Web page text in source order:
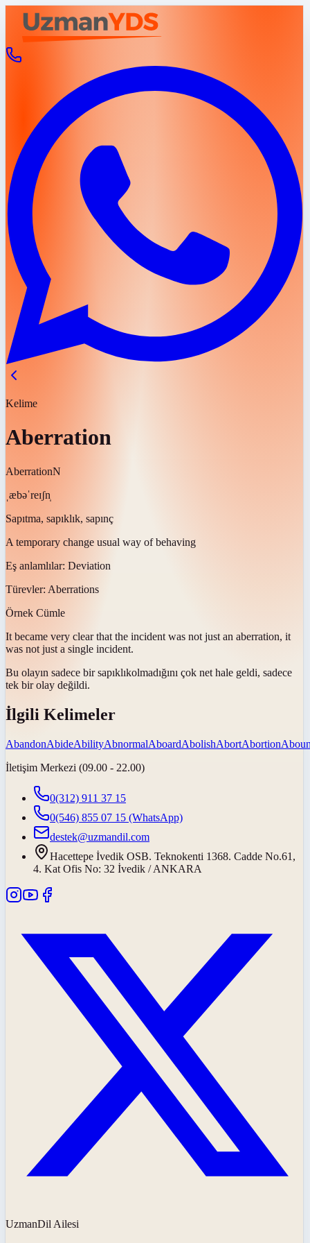
Kelime
Aberration
AberrationN
ˌæbəˈreɪʃn̩
Sapıtma, sapıklık, sapınç
A temporary change usual way of behaving
Eş anlamlılar: Deviation
Türevler: Aberrations
Örnek Cümle
It became very clear that the incident was not just an aberration, it
was not just a single incident.
Bu olayın sadece bir sapıklıkolmadığını çok net hale geldi, sadece
tek bir olay değildi.
İlgili Kelimeler
AbandonAbideAbilityAbnormalAboardAbolishAbortAbortion
İletişim Merkezi (09.00 - 22.00)
0(312) 911 37 15
0(546) 855 07 15 (WhatsApp)
destek@uzmandil.com
Hacettepe İvedik OSB. Teknokenti 1368. Cadde No.61,
4. Kat Ofis No: 32 İvedik / ANKARA
UzmanDil Ailesi